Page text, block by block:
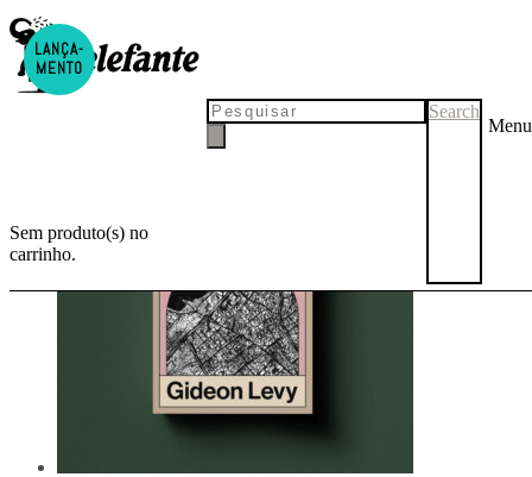
Sem produto(s) no
carrinho.
Search
Menu
genocídio
LANÇA-
MENTO